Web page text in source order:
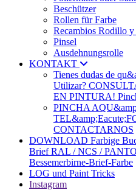
Beschützer
Rollen für Farbe
Recambios Rodillo
Pinsel
Ausdehnungsrolle
KONTAKT
Tienes dudas de
Utilizar?
EN PINTURA!
PINCHA
CONTACTARNOS
DOWNLOAD Farbige
Brief RAL / NCS /
Bessemerbirne-Brief-Farbe
LOG und Paint Tricks
Instagram